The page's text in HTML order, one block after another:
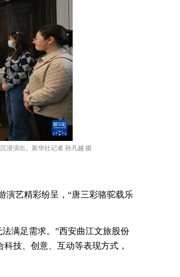
浸演出。新华社记者 孙凡越 摄
演艺精彩纷呈，“唐三彩骆驼载乐
满足需求。”西安曲江文旅股份
技、创意、互动等表现方式，